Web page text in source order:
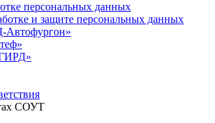
персональных данных
и защите персональных данных
СОУТ